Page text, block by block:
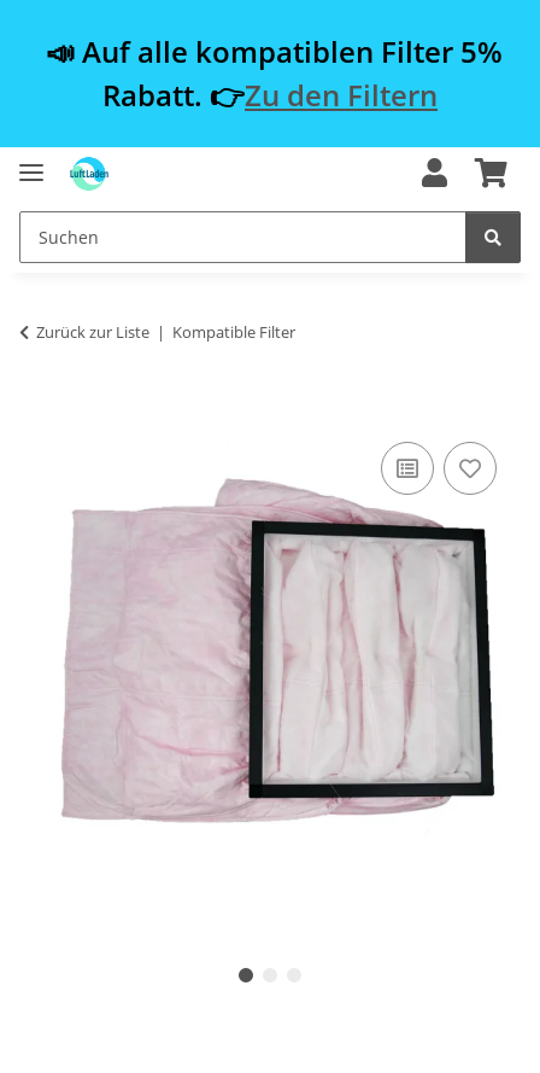
📣 Auf alle kompatiblen Filter 5%
Rabatt. 👉Zu den Filtern
Zurück zur Liste Kompatible Filter